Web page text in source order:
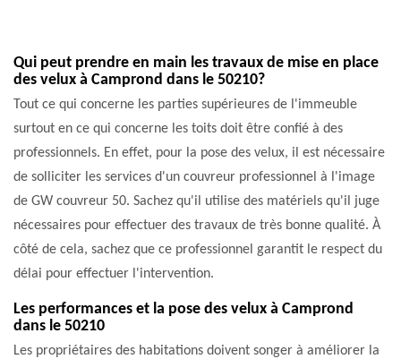
Qui peut prendre en main les travaux de mise en place
des velux à Camprond dans le 50210?
Tout ce qui concerne les parties supérieures de l'immeuble
surtout en ce qui concerne les toits doit être confié à des
professionnels. En effet, pour la pose des velux, il est nécessaire
de solliciter les services d'un couvreur professionnel à l'image
de GW couvreur 50. Sachez qu'il utilise des matériels qu'il juge
nécessaires pour effectuer des travaux de très bonne qualité. À
côté de cela, sachez que ce professionnel garantit le respect du
délai pour effectuer l'intervention.
Les performances et la pose des velux à Camprond
dans le 50210
Les propriétaires des habitations doivent songer à améliorer la